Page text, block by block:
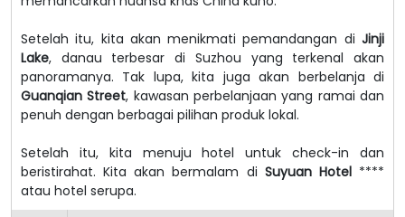
Setelah itu, kita akan menikmati pemandangan di Jinji
Lake, danau terbesar di Suzhou yang terkenal akan
panoramanya. Tak lupa, kita juga akan berbelanja di
Guanqian Street, kawasan perbelanjaan yang ramai dan
penuh dengan berbagai pilihan produk lokal.
Setelah itu, kita menuju hotel untuk check-in dan
beristirahat.Kita akan bermalam di Suyuan Hotel****
atau hotel serupa.